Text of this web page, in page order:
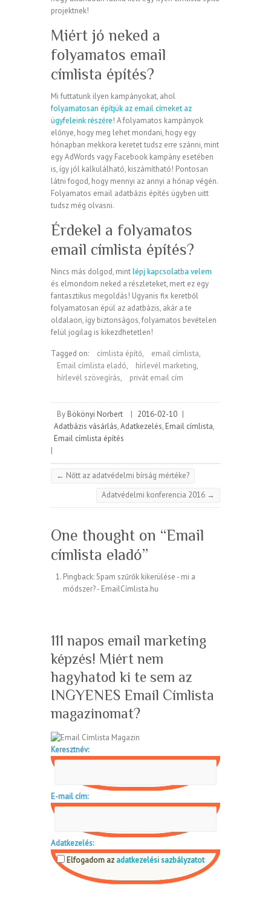
projektnek!
Miért jó neked a
folyamatos email
címlista építés?
Mi futtatunk ilyen kampányokat, ahol
folyamatosan építjük az email címeket az
ügyfeleink részére! A folyamatos kampányok
előnye, hogy meg lehet mondani, hogy egy
hónapban mekkora keretet tudsz erre szánni, mint
egy AdWords vagy Facebook kampány esetében
is, így jól kalkulálható, kiszámítható! Pontosan
látni fogod, hogy mennyi az annyi a hónap végén.
Folyamatos email adatbázis építés ügyben uitt
tudsz még olvasni.
Érdekel a folyamatos
email címlista építés?
Nincs más dolgod, mintlépj kapcsolatba velem
és elmondom neked a részleteket, mert ez egy
fantasztikus megoldás! Ugyanis fix keretből
folyamatosan épül az adatbázis, akár a te
oldalaon, így biztonságos, folyamatos bevételen
felül jogilag is kikezdhetetlen!
Tagged on: címlista építő, email címlista,
Email címlista eladó, hírlevél marketing,
hírlevél szövegírás, privát email cím
By Bökönyi Norbert | 2016-02-10 |
Adatbázis vásárlás,Adatkezelés, Email címlista,
Email címlista építés
|
← Nőtt az adatvédelmi bírság mértéke?
Adatvédelmi konferencia 2016 →
One thought on “Email
címlista eladó”
Pingback: Spam szűrők kikerülése - mi a
módszer? - EmailCímlista.hu
111 napos email marketing
képzés! Miért nem
hagyhatod ki te sem az
INGYENES Email Címlista
magazinomat?
Keresztnév:
E-mail cím:
Adatkezelés:
Elfogadom az adatkezelési sazbályzatot